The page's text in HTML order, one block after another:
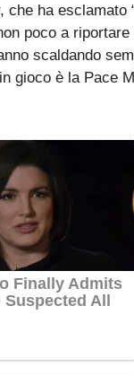
ha
poco a
scaldando
gioco è la Pace